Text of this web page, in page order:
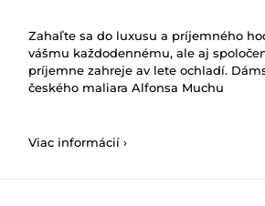
Zahaľte sa do luxusu a príjemného
vášmu každodennému, ale aj
príjemne zahreje av lete ochladí.
českého maliara Alfonsa Muchu
Viac informácií ›